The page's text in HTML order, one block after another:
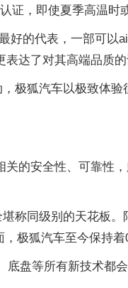
，即使夏季高温时
的代表，一部可以
达了对其高端品质的
极狐汽车以极致体
的安全性、可靠性
称同级别的天花板
极狐汽车至今保持着
盘等所有新技术都